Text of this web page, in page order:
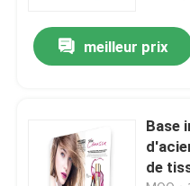
meilleur prix
Base
de